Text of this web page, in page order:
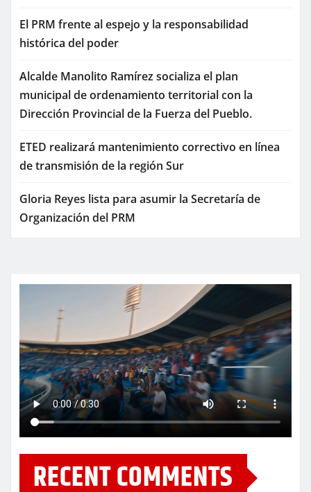
El PRM frente al espejo y la responsabilidad
histórica del poder
Alcalde Manolito Ramírez socializa el plan
municipal de ordenamiento territorial con la
Dirección Provincial de la Fuerza del Pueblo.
ETED realizará mantenimiento correctivo en línea
de transmisión de la región Sur
Gloria Reyes lista para asumir la Secretaría de
Organización del PRM
RECENT COMMENTS